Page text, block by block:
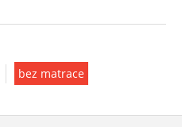
bez matrace